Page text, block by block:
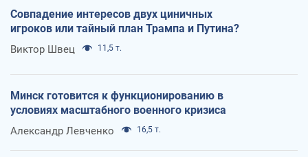
Совпадение интересов двух циничных
игроков или тайный план Трампа и Путина?
Виктор Швец 11,5 т.
Минск готовится к функционированию в
условиях масштабного военного кризиса
Александр Левченко 16,5 т.